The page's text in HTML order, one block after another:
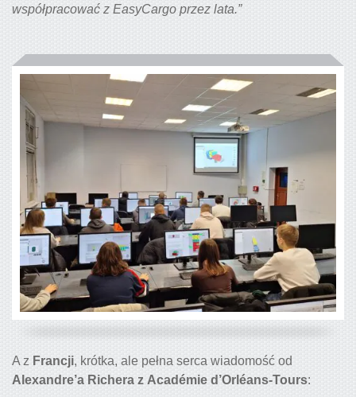
współpracować z EasyCargo przez lata.”
A z Francji, krótka, ale pełna serca wiadomość od
Alexandre’a Richera z Académie d’Orléans-Tours: